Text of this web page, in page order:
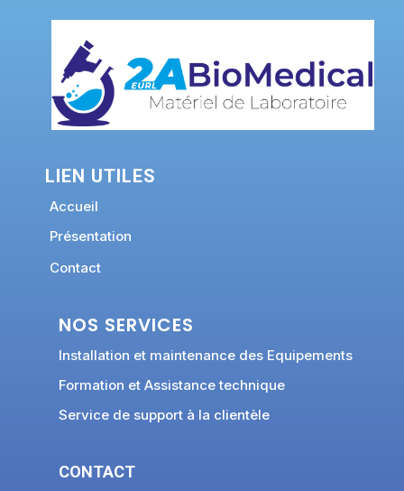
LIEN UTILES
Accueil
Présentation
Contact
NOS SERVICES
Installation et maintenance des Equipements
Formation et Assistance technique
Service de support à la clientèle
CONTACT